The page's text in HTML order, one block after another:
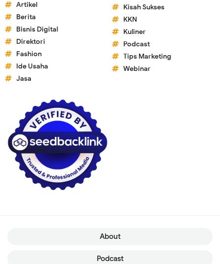
Artikel
Berita
Bisnis Digital
Direktori
Fashion
Ide Usaha
Jasa
Kisah Sukses
KKN
Kuliner
Podcast
Tips Marketing
Webinar
About
Podcast